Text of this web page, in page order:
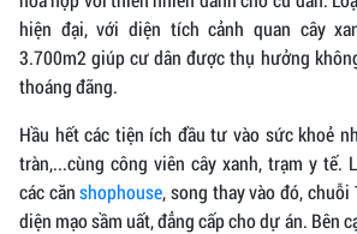
hiện đại, với diện tích cảnh quan cây
3.700m2 giúp cư dân được thụ hưởng
thoáng đãng.
Hầu hết các tiện ích đầu tư vào sức khoẻ
tràn,...cùng công viên cây xanh, trạm y tế.
các cănshophouse, song thay vào đó,
diện mạo sầm uất, đẳng cấp cho dự án. Bên